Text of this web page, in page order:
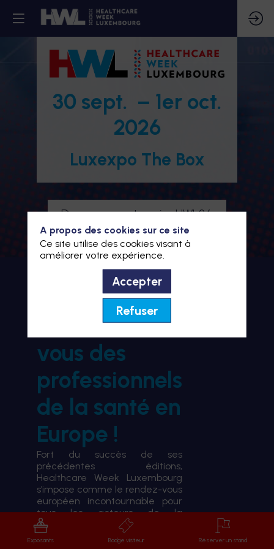
30 sept. – 1er oct.
2026
Luxexpo The Box
Devenez partenaire HWL26
Je m'inscris à HWL26
BIENVENUE À HWL26
le rendez-
vous des
professionnels
de la santé en
Europe !
Fort du succès de ses
précédentes éditions,
Healthcare Week Luxembourg
s’impose comme le rendez-vous
européen incontournable pour
tous les acteurs de la
transformation du système de
santé.
Exposants Badge visiteur Réserver un stand
A propos des cookies sur ce site
Ce site utilise des cookies visant à
améliorer votre expérience.
Accepter
Refuser